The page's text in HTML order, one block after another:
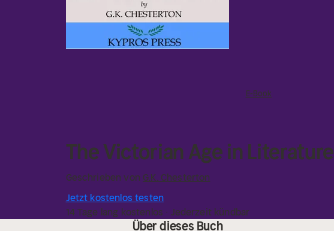
E-Book
The Victorian Age in Literature
Geschrieben von G.K. Chesterton
Jetzt kostenlos testen
14 Tage lang kostenlos · Jederzeit kündbar
Über dieses Buch